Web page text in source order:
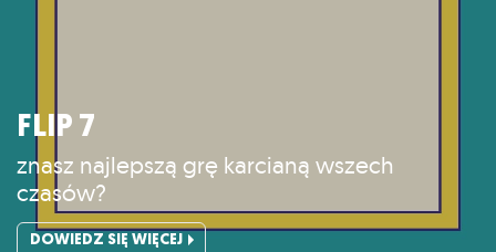
FLIP 7
znasz najlepszą grę karcianą wszech
czasów?
DOWIEDZ SIĘ WIĘCEJ